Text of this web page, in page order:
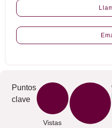
Puntos
clave
Vistas